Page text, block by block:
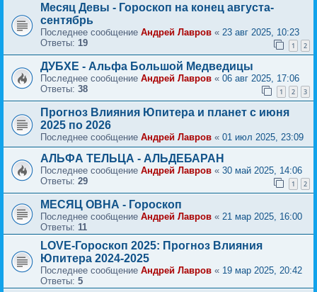
Месяц Девы - Гороскоп на конец августа-
сентябрь
Последнее сообщение Андрей Лавров « 23 авг 2025, 10:23
Ответы: 19 1 2
ДУБХЕ - Альфа Большой Медведицы
Последнее сообщение Андрей Лавров « 06 авг 2025, 17:06
Ответы: 38 1 2 3
Прогноз Влияния Юпитера и планет с июня
2025 по 2026
Последнее сообщение Андрей Лавров « 01 июл 2025, 23:09
АЛЬФА ТЕЛЬЦА - АЛЬДЕБАРАН
Последнее сообщение Андрей Лавров « 30 май 2025, 14:06
Ответы: 29 1 2
МЕСЯЦ ОВНА - Гороскоп
Последнее сообщение Андрей Лавров « 21 мар 2025, 16:00
Ответы: 11
LOVE-Гороскоп 2025: Прогноз Влияния
Юпитера 2024-2025
Последнее сообщение Андрей Лавров « 19 мар 2025, 20:42
Ответы: 5